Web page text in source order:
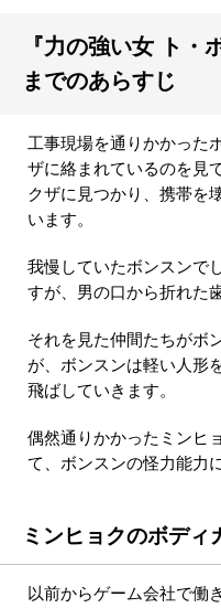
『力の強い女 ト・
までのあらすじ
工事現場を通りかかった
ザに絡まれているのを見
クザに見つかり、携帯を
います。
我慢していたボンスンで
すが、男の口から折れた
それを見た仲間たちがボ
が、ボンスンは軽い人形
飛ばしていきます。
偶然通りかかったミンヒ
て、ボンスンの怪力能力
ミンヒョクのボディ
以前からゲーム会社で働